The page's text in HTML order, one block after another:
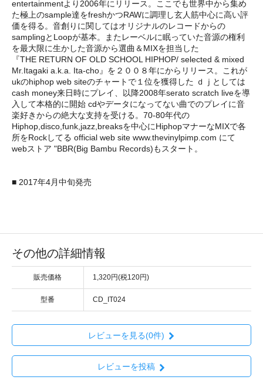
entertainmentより2006年にリリース。ここでも世界中から集め
た極上のsample達をfreshかつRAWに調理し玄人筋中心に高い評
価を得る。音創りに関してはオリジナルのレコードからの
samplingとLoopが基本。またレーベルに眠っていた音源の権利
を最大限に生かした音源から選曲＆MIXを担当した
『THE RETURN OF OLD SCHOOL HIPHOP/ selected & mixed
Mr.Itagaki a.k.a. Ita-cho』を２００８年にからリリース。これが
ukのhiphop web siteのチャートで１位を獲得した ｄｊとしては
cash money来日時にプレイ、以降2008年serato scratch liveを導
入して本格的に開始 cdやデータになってない曲でのプレイに音
楽好きからの絶大な支持を受ける。70-80年代の
Hiphop,disco,funk,jazz,breaksを中心にHiphopマナーなMIXで各
所をRockしてる official web site www.thevinylpimp.com にて
webストア "BBR(Big Bambu Records)もスタート。
■ 2017年4月中旬発売
その他の詳細情報
販売価格 1,320円(税120円)
型番 CD_IT024
レビューを見る(0件)
レビューを投稿